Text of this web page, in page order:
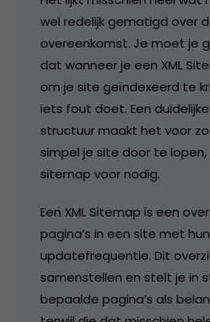
wel redelijk gematigd over
overeenkomst. Je moet je
dat wanneer je een XML
om je site geïndexeerd te
iets fout doet. Een
structuur maakt het voor
simpel je site door te
sitemap voor nodig.
Een XML Sitemap is een
pagina’s in een site met
updatefrequentie. Dit
samenstellen en stelt je in
bepaalde pagina’s als